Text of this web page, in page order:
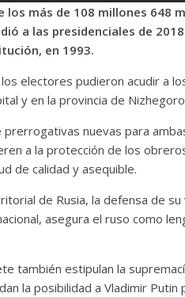
más de 108 millones 648
a las presidenciales de
en 1993.
electores pudieron acudir a
y en la provincia de
nuevas para
a la protección de los
de calidad y asequible.
de Rusia, la defensa de
asegura el ruso como
también estipulan la
la posibilidad a Vladimir